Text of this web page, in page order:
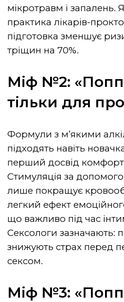
мікротравм і запалень.
практика лікарів-
підготовка зменшує
тріщин на 70%.
Міф №2:
тільки для
Формули з м’якими
підходять навіть
перший досвід
Стимуляція за
лише покращує
легкий ефект
що важливо під час
Сексологи зазначають:
знижують страх перед
сексом.
Міф №3: